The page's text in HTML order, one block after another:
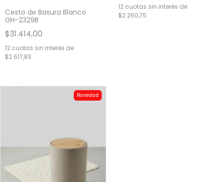
Cesto de Basura Blanco
GH-2329B
$31.414,00
12 cuotas sin interés de
$2.617,83
12 cuotas sin interés de
$2.260,75
Novedad